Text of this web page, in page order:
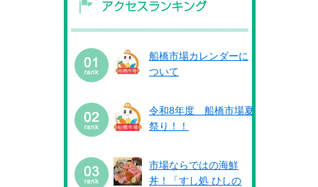
船橋市場カレンダーに
ついて
令和8年度 船橋市場夏
祭り！！
市場ならではの海鮮
丼！「すし処 ひしの